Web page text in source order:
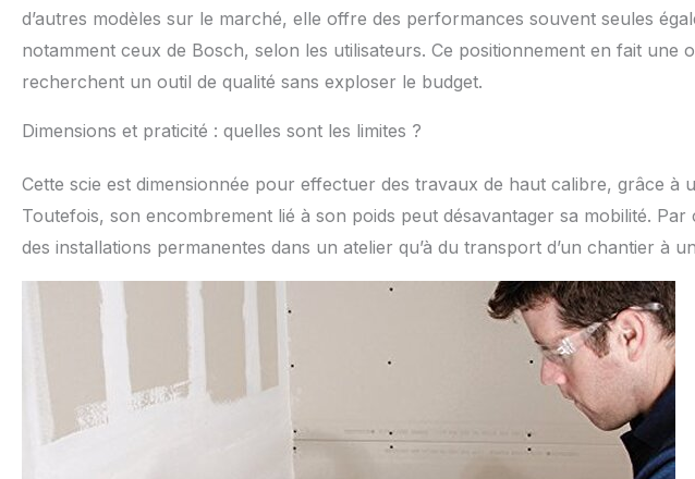
d’autres modèles sur le marché, elle offre des performances souvent seules
notamment ceux de Bosch, selon les utilisateurs. Ce positionnement en fait une
recherchent un outil de qualité sans exploser le budget.
Dimensions et praticité : quelles sont les limites ?
Cette scie est dimensionnée pour effectuer des travaux de haut calibre, grâce à
Toutefois, son encombrement lié à son poids peut désavantager sa mobilité.
des installations permanentes dans un atelier qu’à du transport d’un chantier à